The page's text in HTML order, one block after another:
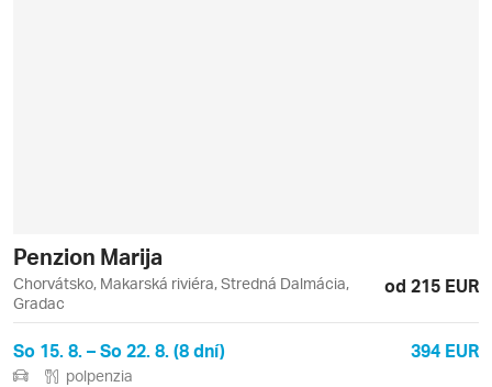
Penzion Marija
Chorvátsko, Makarská riviéra, Stredná Dalmácia,
Gradac
od 215 EUR
So 15. 8. – So 22. 8. (8 dní) 394 EUR
polpenzia